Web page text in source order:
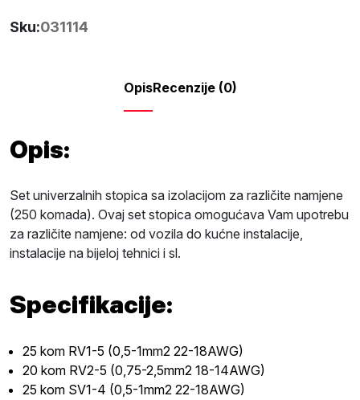
Sku:031114
OpisRecenzije (0)
Opis:
Set univerzalnih stopica sa izolacijom za različite namjene
(250 komada). Ovaj set stopica omogućava Vam upotrebu
za različite namjene: od vozila do kućne instalacije,
instalacije na bijeloj tehnici i sl.
Specifikacije:
25 kom RV1-5 (0,5-1mm2 22-18AWG)
20 kom RV2-5 (0,75-2,5mm2 18-14AWG)
25 kom SV1-4 (0,5-1mm2 22-18AWG)